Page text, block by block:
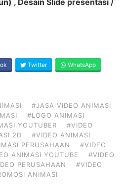
Twitter WhatsApp
#JASA VIDEO ANIMASI
#LOGO ANIMASI
YOUTUBER
#VIDEO
2D
#VIDEO ANIMASI
PERUSAHAAN
#VIDEO
ANIMASI YOUTUBE
#VIDEO
PERUSAHAAN
#VIDEO
ANIMASI